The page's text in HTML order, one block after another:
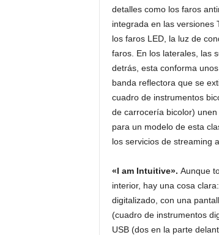
detalles como los faros
integrada en las versiones
los faros LED, la luz de
faros. En los laterales, las
detrás, esta conforma
banda reflectora que se
cuadro de instrumentos
de carrocería bicolor)
para un modelo de esta
los servicios de streaming
«I am Intuitive». Aunque
interior, hay una cosa
digitalizado, con una
(cuadro de instrumentos
USB (dos en la parte